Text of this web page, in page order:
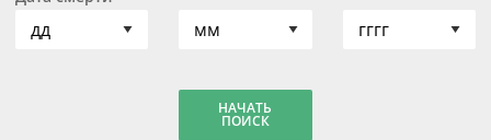
НАЧАТЬ
ПОИСК